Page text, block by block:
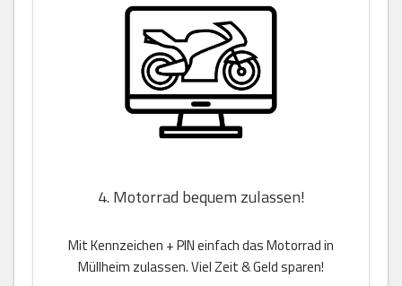
4. Motorrad bequem zulassen!
Mit Kennzeichen + PIN einfach das Motorrad in
Müllheim zulassen. Viel Zeit & Geld sparen!